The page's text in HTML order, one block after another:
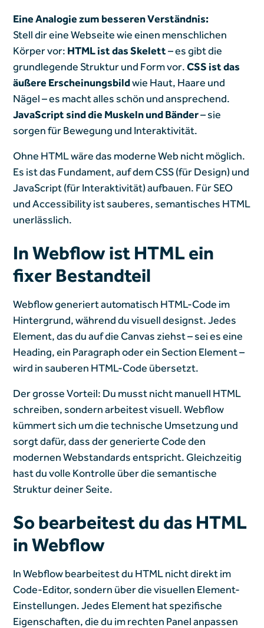
Eine Analogie zum besseren Verständnis:
Stell dir eine Webseite wie einen menschlichen
Körper vor: HTML ist das Skelett– es gibt die
grundlegende Struktur und Form vor.CSS ist das
äußere Erscheinungsbildwie Haut, Haare und
Nägel – es macht alles schön und ansprechend.
JavaScript sind die Muskeln und Bänder– sie
sorgen für Bewegung und Interaktivität.
Ohne HTML wäre das moderne Web nicht möglich.
Es ist das Fundament, auf dem CSS (für Design) und
JavaScript (für Interaktivität) aufbauen. Für SEO
und Accessibility ist sauberes, semantisches HTML
unerlässlich.
In Webflow ist HTML ein
fixer Bestandteil
Webflow generiert automatisch HTML-Code im
Hintergrund, während du visuell designst. Jedes
Element, das du auf die Canvas ziehst – sei es eine
Heading, ein Paragraph oder ein Section Element –
wird in sauberen HTML-Code übersetzt.
Der grosse Vorteil: Du musst nicht manuell HTML
schreiben, sondern arbeitest visuell. Webflow
kümmert sich um die technische Umsetzung und
sorgt dafür, dass der generierte Code den
modernen Webstandards entspricht. Gleichzeitig
hast du volle Kontrolle über die semantische
Struktur deiner Seite.
So bearbeitest du das HTML
in Webflow
In Webflow bearbeitest du HTML nicht direkt im
Code-Editor, sondern über die visuellen Element-
Einstellungen. Jedes Element hat spezifische
Eigenschaften, die du im rechten Panel anpassen